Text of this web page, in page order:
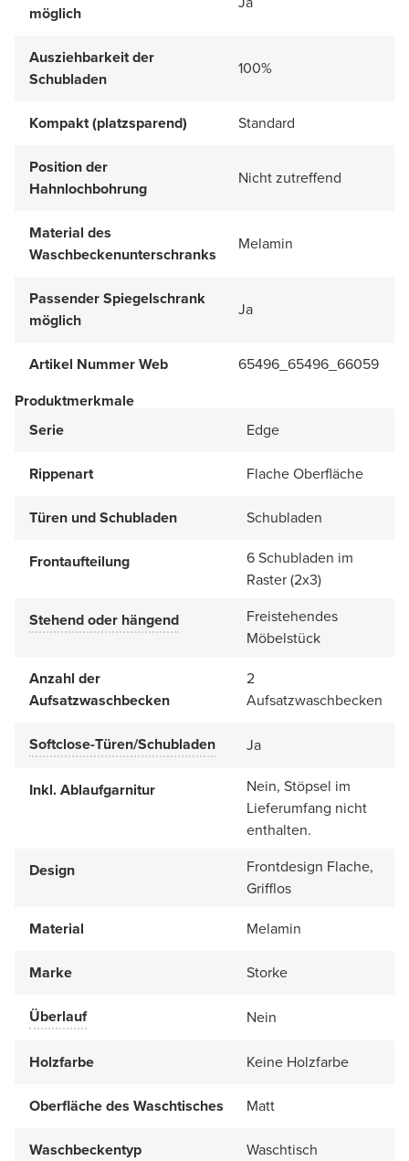
möglich
Ausziehbarkeit der
Schubladen
100%
Kompakt (platzsparend) Standard
Position der
Hahnlochbohrung
Nicht zutreffend
Material des
Waschbeckenunterschranks
Melamin
Passender Spiegelschrank
möglich
Ja
Artikel Nummer Web
65496_65496_66059
Produktmerkmale
Serie
Edge
Rippenart Flache Oberfläche
Türen und Schubladen Schubladen
Frontaufteilung
6 Schubladen im
Raster (2x3)
Stehend oder hängend
Freistehendes
Möbelstück
Anzahl der
Aufsatzwaschbecken
2
Aufsatzwaschbecken
Softclose-Türen/Schubladen Ja
Inkl. Ablaufgarnitur
Nein, Stöpsel im
Lieferumfang nicht
enthalten.
Design
Frontdesign Flache,
Grifflos
Material
Melamin
Marke Storke
Überlauf Nein
Holzfarbe Keine Holzfarbe
Oberfläche des Waschtisches Matt
Waschbeckentyp Waschtisch